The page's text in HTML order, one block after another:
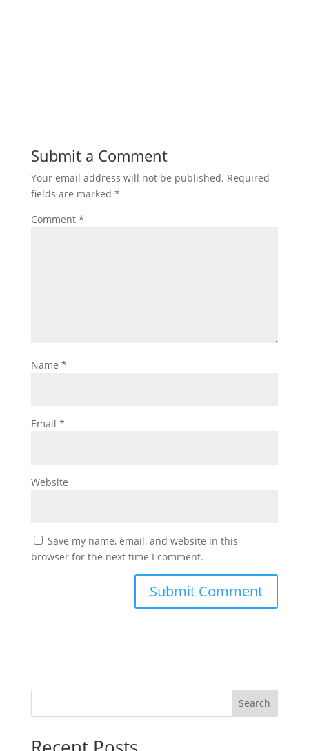
Submit a Comment
Your email address will not be published. Required
fields are marked *
Comment *
Name *
Email *
Website
Save my name, email, and website in this
browser for the next time I comment.
Search